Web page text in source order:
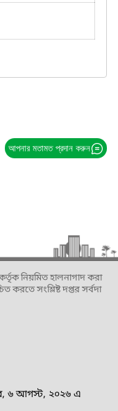
আপনার মতামত প্রদান করুন
নিয়মিত হালনাগাদ করা
করতে সংশ্লিষ্ট দপ্তর সর্বদা
৬ আগস্ট, ২০২৬ এ